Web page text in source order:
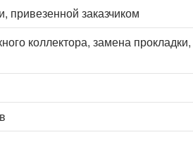
привезенной заказчиком
коллектора, замена прокладки,